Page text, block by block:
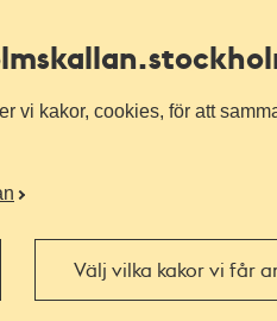
vi kakor, cookies, för att
Välj vilka kakor vi får